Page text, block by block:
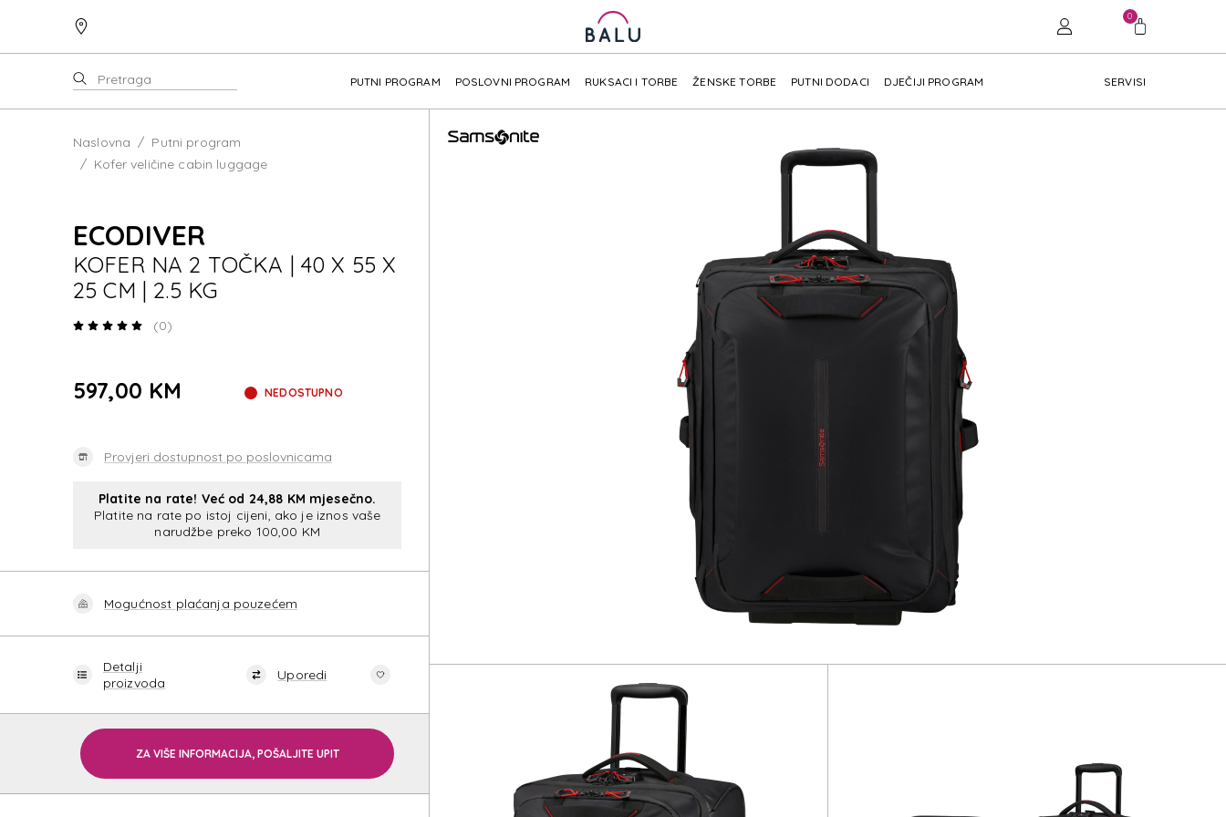
0
PUTNI PROGRAM POSLOVNI PROGRAM RUKSACI I TORBE ŽENSKE TORBE PUTNI DODACI DJEČIJI PROGRAM SERVISI
Naslovna
Putni program
Kofer veličine cabin luggage
ECODIVER
KOFER NA 2 TOČKA | 40 X 55 X
25 CM | 2.5 KG
(0)
597,00 KM NEDOSTUPNO
Provjeri dostupnost po poslovnicama
Platite na rate! Već od 24,88 KM mjesečno.
Platite na rate po istoj cijeni, ako je iznos vaše
narudžbe preko 100,00 KM
Mogućnost plaćanja pouzećem
Detalji
proizvoda
Uporedi
ZA VIŠE INFORMACIJA, POŠALJITE UPIT